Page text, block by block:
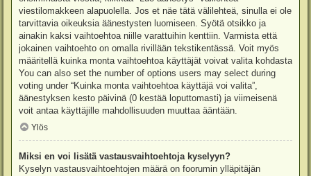
viestilomakkeen alapuolella. Jos et näe tätä välilehteä, sinulla ei ole
tarvittavia oikeuksia äänestysten luomiseen. Syötä otsikko ja
ainakin kaksi vaihtoehtoa niille varattuihin kenttiin. Varmista että
jokainen vaihtoehto on omalla rivillään tekstikentässä. Voit myös
määritellä kuinka monta vaihtoehtoa käyttäjät voivat valita kohdasta
You can also set the number of options users may select during
voting under “Kuinka monta vaihtoehtoa käyttäjä voi valita”,
äänestyksen kesto päivinä (0 kestää loputtomasti) ja viimeisenä
voit antaa käyttäjille mahdollisuuden muuttaa ääntään.
Ylös
Miksi en voi lisätä vastausvaihtoehtoja kyselyyn?
Kyselyn vastausvaihtoehtojen määrä on foorumin ylläpitäjän